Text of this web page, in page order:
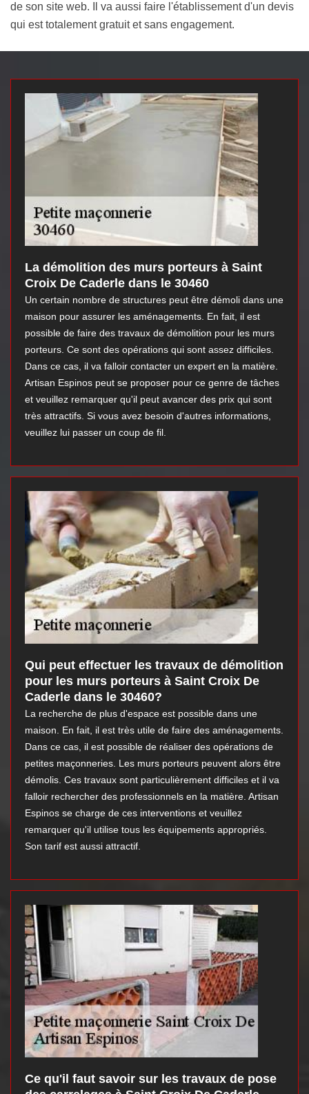
de son site web. Il va aussi faire l'établissement d'un devis
qui est totalement gratuit et sans engagement.
La démolition des murs porteurs à Saint
Croix De Caderle dans le 30460
Un certain nombre de structures peut être démoli dans une
maison pour assurer les aménagements. En fait, il est
possible de faire des travaux de démolition pour les murs
porteurs. Ce sont des opérations qui sont assez difficiles.
Dans ce cas, il va falloir contacter un expert en la matière.
Artisan Espinos peut se proposer pour ce genre de tâches
et veuillez remarquer qu'il peut avancer des prix qui sont
très attractifs. Si vous avez besoin d'autres informations,
veuillez lui passer un coup de fil.
Qui peut effectuer les travaux de démolition
pour les murs porteurs à Saint Croix De
Caderle dans le 30460?
La recherche de plus d'espace est possible dans une
maison. En fait, il est très utile de faire des aménagements.
Dans ce cas, il est possible de réaliser des opérations de
petites maçonneries. Les murs porteurs peuvent alors être
démolis. Ces travaux sont particulièrement difficiles et il va
falloir rechercher des professionnels en la matière. Artisan
Espinos se charge de ces interventions et veuillez
remarquer qu'il utilise tous les équipements appropriés.
Son tarif est aussi attractif.
Ce qu'il faut savoir sur les travaux de pose